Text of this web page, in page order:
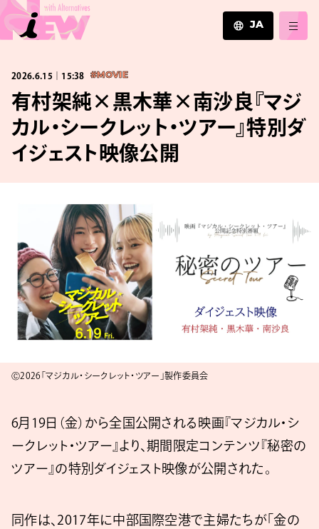
JA
ZH
2026.6.15｜15:38 #MOVIE
有村架純×黒木華×南沙良『マジ
カル・シークレット・ツアー』特別ダ
イジェスト映像公開
Ⓒ2026「マジカル・シークレット・ツアー」製作委員会
6月19日（金）から全国公開される映画『マジカル・シ
ークレット・ツアー』より、期間限定コンテンツ『秘密の
ツアー』の特別ダイジェスト映像が公開された。
同作は、2017年に中部国際空港で主婦たちが「金の